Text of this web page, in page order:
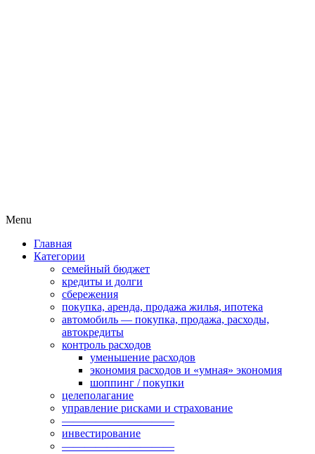
Menu
content
Главная
Категории
семейный бюджет
кредиты и долги
сбережения
покупка, аренда, продажа жилья, ипотека
автомобиль — покупка, продажа, расходы,
автокредиты
контроль расходов
уменьшение расходов
экономия расходов и «умная» экономия
шоппинг / покупки
целеполагание
управление рисками и страхование
——————————
инвестирование
——————————